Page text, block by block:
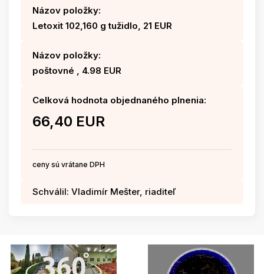
Názov položky:
Letoxit 102,160 g tužidlo, 21 EUR
Názov položky:
poštovné , 4.98 EUR
Celková hodnota objednaného plnenia:
66,40 EUR
ceny sú vrátane DPH
Schválil: Vladimír Mešter, riaditeľ